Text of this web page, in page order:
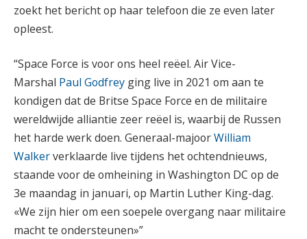
zoekt het bericht op haar telefoon die ze even later
opleest.
“Space Force is voor ons heel reëel. Air Vice-
Marshal Paul Godfrey ging live in 2021 om aan te
kondigen dat de Britse Space Force en de militaire
wereldwijde alliantie zeer reëel is, waarbij de Russen
het harde werk doen. Generaal-majoorWilliam
Walkerverklaarde live tijdens het ochtendnieuws,
staande voor de omheining in Washington DC op de
3e maandag in januari, op Martin Luther King-dag.
«We zijn hier om een soepele overgang naar militaire
macht te ondersteunen»”